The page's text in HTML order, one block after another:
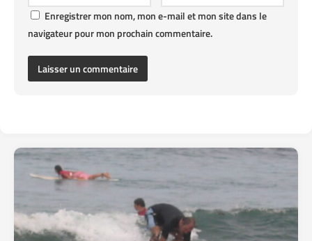
Enregistrer mon nom, mon e-mail et mon site dans le
navigateur pour mon prochain commentaire.